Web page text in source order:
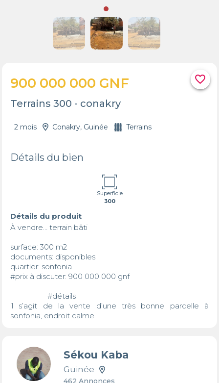
favorite_border
900 000 000 GNF
Terrains 300 - conakry
2 mois Conakry, Guinée Terrains
Détails du bien
Superficie
300
Détails du produit
À vendre… terrain bâti
surface: 300 m2
documents: disponibles
quartier: sonfonia
#prix à discuter: 900 000 000 gnf
il s’agit de la vente d’une très bonne parcelle à
sonfonia, endroit calme
Sékou Kaba
Guinée
462 Annonces